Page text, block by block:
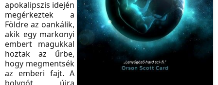
apokalipszis idején
megérkeztek a
Földre az oankálik,
akik egy markonyi
embert magukkal
hoztak az űrbe,
hogy megmentsék
az emberi fajt. A